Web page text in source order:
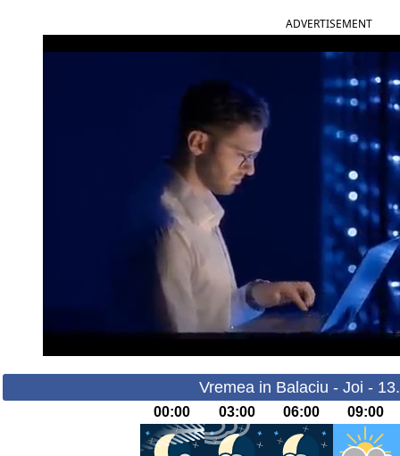
ADVERTISEMENT
Vremea in Balaciu - Joi -
00:00 03:00 06:00 09:00